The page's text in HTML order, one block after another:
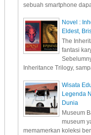
sebuah smartphone
Novel :
Eldest,
The
fantasi
Inheritance Trilogy,
Wisata
Legenda
Dunia
Museum
museum
memamerkan koleksi